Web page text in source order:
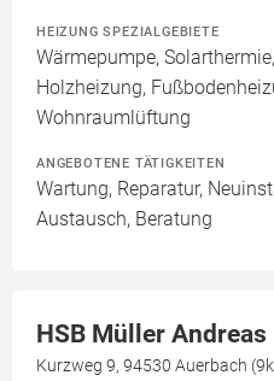
HEIZUNG SPEZIALGEBIETE
Wärmepumpe,
Holzheizung,
Wohnraumlüftung
ANGEBOTENE TÄTIGKEITEN
Wartung, Reparatur,
Austausch, Beratung
HSB Müller Andreas
Kurzweg 9, 94530 Auerbach